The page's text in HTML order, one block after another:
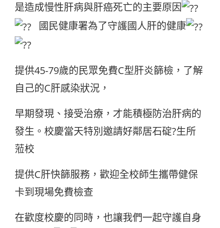
是造成慢性肝病與肝癌死亡的主要原因
國民健康署為了守護國人肝的健康
提供45-79歲的民眾免費C型肝炎篩檢，了解
自己的C肝感染狀況，
早期發現、接受治療，才能積極防治肝病的
發生。校慶當天特別邀請好鄰居石碇?生所
蒞校
提供C肝快篩服務，歡迎全校師生攜帶健保
卡到現場免費檢查
在歡度校慶的同時，也讓我們一起守護自身